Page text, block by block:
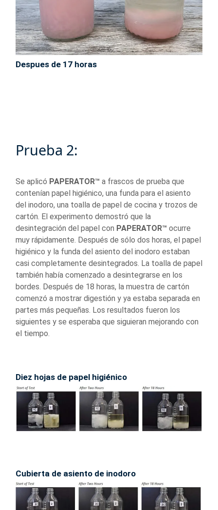
Despues de 17 horas
Prueba 2:
Se aplicó PAPERATOR™ a frascos de prueba que
contenían papel higiénico, una funda para el asiento
del inodoro, una toalla de papel de cocina y trozos de
cartón. El experimento demostró que la
desintegración del papel con PAPERATOR™ ocurre
muy rápidamente. Después de sólo dos horas, el papel
higiénico y la funda del asiento del inodoro estaban
casi completamente desintegrados. La toalla de papel
también había comenzado a desintegrarse en los
bordes. Después de 18 horas, la muestra de cartón
comenzó a mostrar digestión y ya estaba separada en
partes más pequeñas. Los resultados fueron los
siguientes y se esperaba que siguieran mejorando con
el tiempo.
Diez hojas de papel higiénico
Cubierta de asiento de inodoro